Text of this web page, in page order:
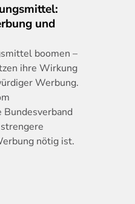
und
boomen –
ihre Wirkung
Werbung.
Bundesverband
nötig ist.